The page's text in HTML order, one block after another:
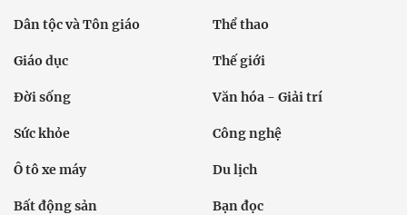
Dân tộc và Tôn giáo Thể thao
Giáo dục Thế giới
Đời sống Văn hóa - Giải trí
Sức khỏe Công nghệ
Ô tô xe máy Du lịch
Bất động sản Bạn đọc